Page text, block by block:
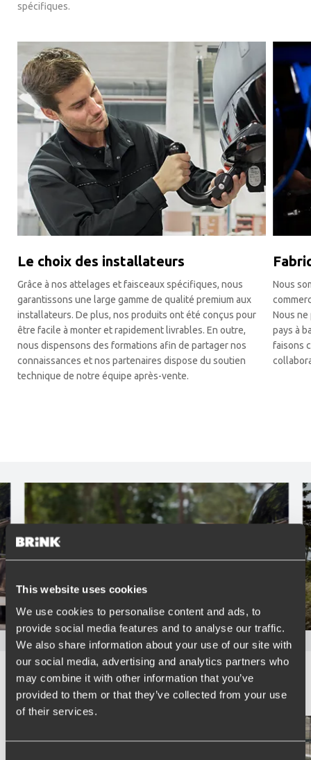
This website uses cookies
We use cookies to personalise content and ads, to
provide social media features and to analyse our traffic.
We also share information about your use of our site with
our social media, advertising and analytics partners who
may combine it with other information that you’ve
provided to them or that they’ve collected from your use
of their services.
spécifiques.
Le choix des installateurs
Grâce à nos attelages et faisceaux spécifiques, nous
garantissons une large gamme de qualité premium aux
installateurs. De plus, nos produits ont été conçus pour
être facile à monter et rapidement livrables. En outre,
nous dispensons des formations afin de partager nos
connaissances et nos partenaires dispose du soutien
technique de notre équipe après-vente.
Nous
Nous
pays à
faisons
Blog